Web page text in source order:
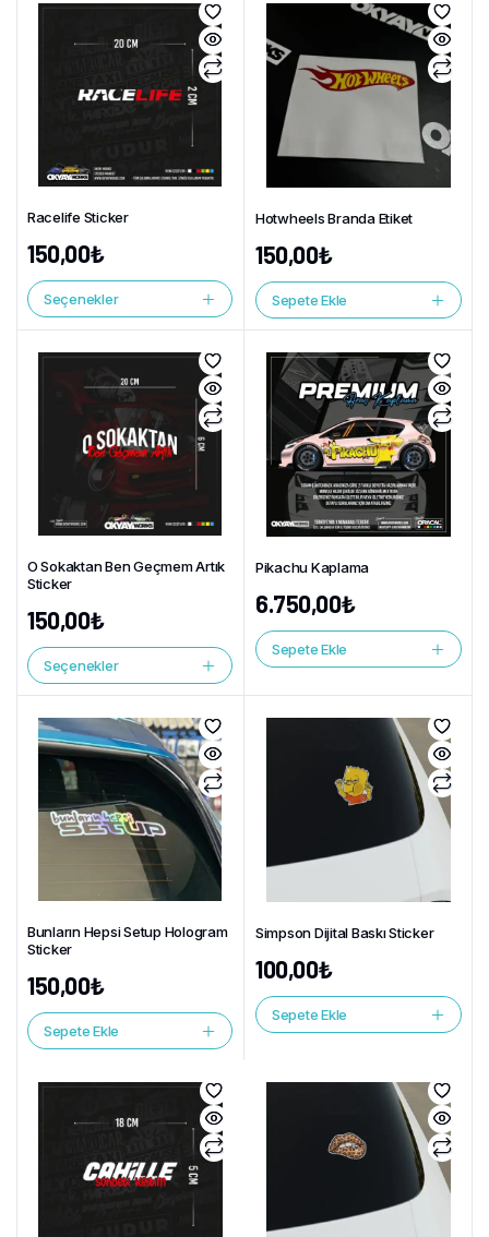
Racelife Sticker
150,00₺
Seçenekler
Hotwheels Branda Etiket
150,00₺
Sepete Ekle
O Sokaktan Ben Geçmem Artık
Sticker
150,00₺
Seçenekler
Pikachu Kaplama
6.750,00₺
Sepete Ekle
Bunların Hepsi Setup Hologram
Sticker
150,00₺
Sepete Ekle
Simpson Dijital Baskı Sticker
100,00₺
Sepete Ekle